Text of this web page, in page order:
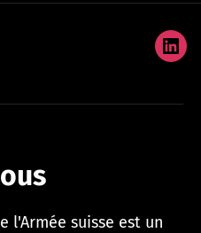
l'Armée suisse est un